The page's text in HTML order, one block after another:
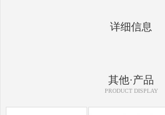
详细信息
其他·产品
PRODUCT DISPLAY